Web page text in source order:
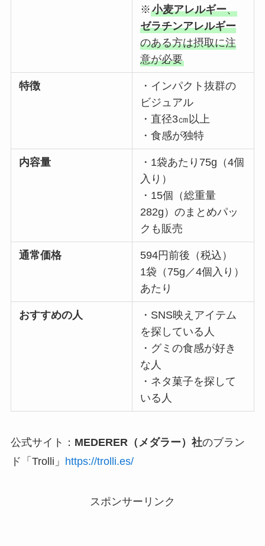
※小麦アレルギー、
ゼラチンアレルギー
のある方は摂取に注
意が必要
特徴
・インパクト抜群の
ビジュアル
・直径3㎝以上
・食感が独特
内容量
・1袋あたり75g（4個
入り）
・15個（総重量
282g）のまとめパッ
クも販売
通常価格
594円前後（税込）
1袋（75g／4個入り）
あたり
おすすめの人
・SNS映えアイテム
を探している人
・グミの食感が好き
な人
・ネタ菓子を探して
いる人
公式サイト： MEDERER（メダラー）社のブラン
ド「Trolli」 https://trolli.es/
スポンサーリンク